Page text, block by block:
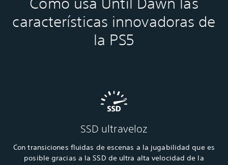
características innovadoras de
la PS5
SSD ultraveloz
Con transiciones fluidas de escenas a la jugabilidad que es
posible gracias a la SSD de ultra alta velocidad de la